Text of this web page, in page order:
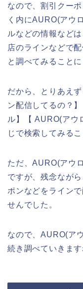
なので、割引クー
く内にAURO(アウ
ルなどの情報など
店のラインなどで
と調べてみることに
だから、とりあえ
ン配信してるの？
ル】【 AURO(アウ
じで検索してみるこ
ただ、AURO(アウ
ですが、残念なが
ポンなどをライン
せんでした。
なので、AURO(ア
続き調べていきます